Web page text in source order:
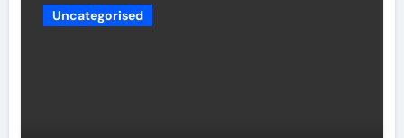
Uncategorised